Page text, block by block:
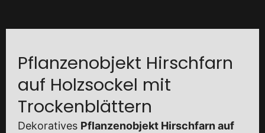
Pflanzenobjekt Hirschfarn
auf Holzsockel mit
Trockenblättern
Dekoratives Pflanzenobjekt Hirschfarn auf